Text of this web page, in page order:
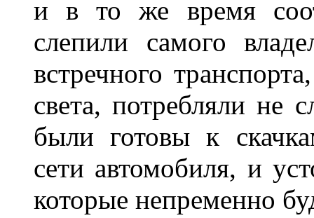
и в то же время
слепили самого
встречного
света, потребляли не
были готовы к
сети автомобиля, и
которые непременно